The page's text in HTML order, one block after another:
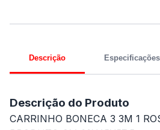
Descrição Especificações
Descrição do Produto
CARRINHO BONECA 3 3M 1